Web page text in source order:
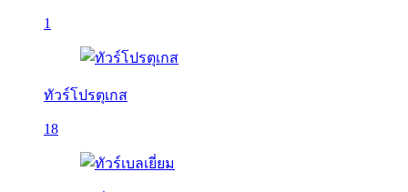
1
ทัวร์โปรตุเกส
18